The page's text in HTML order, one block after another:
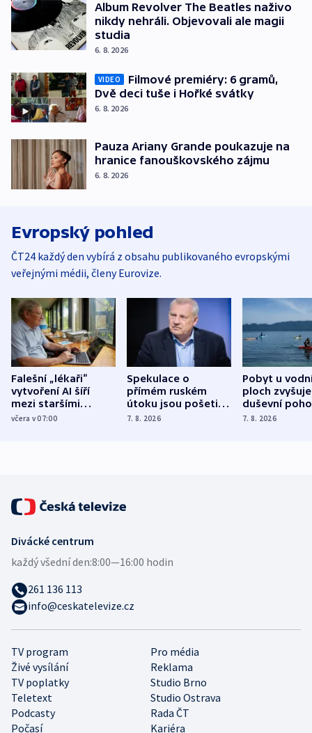
Album Revolver The Beatles naživo
nikdy nehráli. Objevovali ale magii
studia
6. 8. 2026
VIDEO
Filmové premiéry: 6 gramů,
Dvě deci tuše i Hořké svátky
6. 8. 2026
Pauza Ariany Grande poukazuje na
hranice fanouškovského zájmu
6. 8. 2026
Evropský pohled
ČT24 každý den vybírá z obsahu publikovaného evropskými
veřejnými médii, členy Eurovize.
Falešní „lékaři“
vytvoření AI šíří
mezi staršími
Poláky nebezpečné
včera v 07:00
Spekulace o
přímém ruském
útoku jsou pošetilé,
míní estonský
7. 8. 2026
Pobyt u
ploch zvyšuje
duševní
ukázala
7. 8. 2026
TV program
Pro média
Živé vysílání
Reklama
TV poplatky
Studio Brno
Teletext
Studio Ostrava
Podcasty
Rada ČT
Počasí
Kariéra
Divácké centrum
každý všední den:8:00—16:00 hodin
261 136 113
info@ceskatelevize.cz